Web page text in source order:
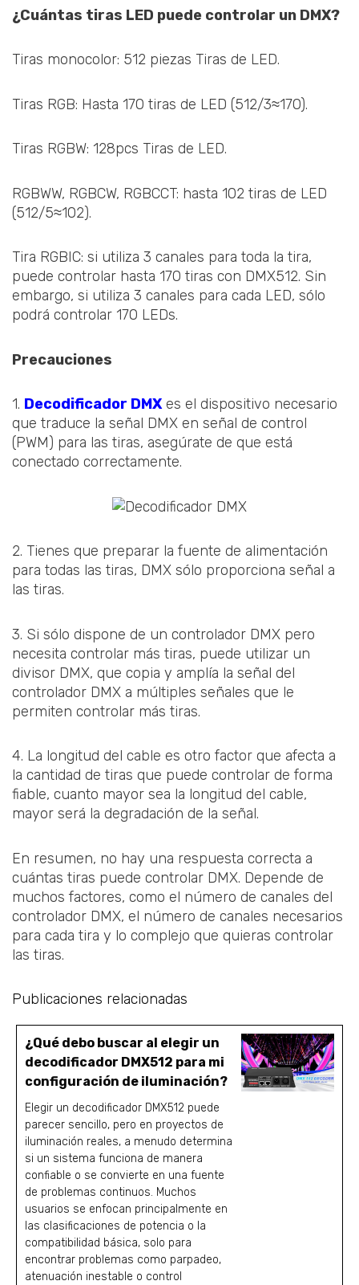
¿Cuántas tiras LED puede controlar un DMX?
Tiras monocolor: 512 piezas Tiras de LED.
Tiras RGB: Hasta 170 tiras de LED (512/3≈170).
Tiras RGBW: 128pcs Tiras de LED.
RGBWW, RGBCW, RGBCCT: hasta 102 tiras de LED
(512/5≈102).
Tira RGBIC: si utiliza 3 canales para toda la tira,
puede controlar hasta 170 tiras con DMX512. Sin
embargo, si utiliza 3 canales para cada LED, sólo
podrá controlar 170 LEDs.
Precauciones
1. Decodificador DMXes el dispositivo necesario
que traduce la señal DMX en señal de control
(PWM) para las tiras, asegúrate de que está
conectado correctamente.
2. Tienes que preparar la fuente de alimentación
para todas las tiras, DMX sólo proporciona señal a
las tiras.
3. Si sólo dispone de un controlador DMX pero
necesita controlar más tiras, puede utilizar un
divisor DMX, que copia y amplía la señal del
controlador DMX a múltiples señales que le
permiten controlar más tiras.
4. La longitud del cable es otro factor que afecta a
la cantidad de tiras que puede controlar de forma
fiable, cuanto mayor sea la longitud del cable,
mayor será la degradación de la señal.
En resumen, no hay una respuesta correcta a
cuántas tiras puede controlar DMX. Depende de
muchos factores, como el número de canales del
controlador DMX, el número de canales necesarios
para cada tira y lo complejo que quieras controlar
las tiras.
Publicaciones relacionadas
¿Qué debo buscar al elegir un
decodificador DMX512 para mi
configuración de iluminación?
Elegir un decodificador DMX512 puede
parecer sencillo, pero en proyectos de
iluminación reales, a menudo determina
si un sistema funciona de manera
confiable o se convierte en una fuente
de problemas continuos. Muchos
usuarios se enfocan principalmente en
las clasificaciones de potencia o la
compatibilidad básica, solo para
encontrar problemas como parpadeo,
atenuación inestable o control